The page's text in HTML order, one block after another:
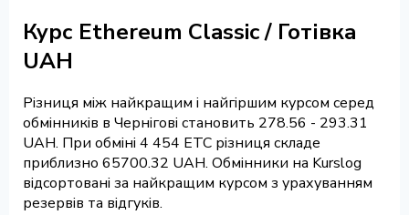
Курс Ethereum Classic / Готівка
UAH
Різниця між найкращим і найгіршим курсом серед
обмінників в Чернігові становить 278.56 - 293.31
UAH. При обміні 4 454 ETC різниця складе
приблизно 65700.32 UAH. Обмінники на Kurslog
відсортовані за найкращим курсом з урахуванням
резервів та відгуків.